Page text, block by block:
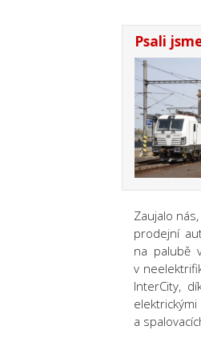
Psali
Zaujalo
prodejní
na palubě
v
InterCity,
a